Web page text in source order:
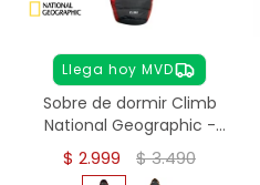
Llega hoy MVD
Sobre de dormir Climb
National Geographic -
Rojo
$ 2.999 $3.490